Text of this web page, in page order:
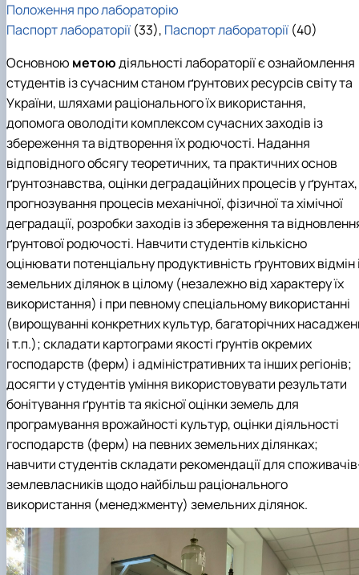
Положення про лабораторію
Паспорт лабораторії (33), Паспорт лабораторії (40)
Основною метоюдіяльності лабораторії є ознайомлення
студентів із сучасним станом ґрунтових ресурсів світу та
України, шляхами раціонального їх використання,
допомога оволодіти комплексом сучасних заходів із
збереження та відтворення їх родючості. Надання
відповідного обсягу теоретичних, та практичних основ
ґрунтознавства, оцінки деградаційних процесів у ґрунтах,
прогнозування процесів механічної, фізичної та хімічної
деградації, розробки заходів із збереження та
ґрунтової родючості. Навчити студентів кількісно
оцінювати потенціальну продуктивність ґрунтових відмін
земельних ділянок в цілому (незалежно від характеру їх
використання) і при певному спеціальному використанні
(вирощуванні конкретних культур, багаторічних
і т.п.); складати картограми якості ґрунтів окремих
господарств (ферм) і адміністративних та інших регіонів;
досягти у студентів уміння використовувати результати
бонітування ґрунтів та якісної оцінки земель для
програмування врожайності культур, оцінки діяльності
господарств (ферм) на певних земельних ділянках;
навчити студентів складати рекомендації для
землевласників щодо найбільш раціонального
використання (менеджменту) земельних ділянок.